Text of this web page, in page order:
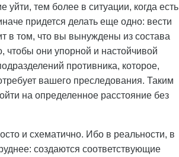
тем более в ситуации, когда есть
придется делать еще одно: вести
в том, что вы вынуждены из состава
чтобы они упорной и настойчивой
противника, которое,
вашего преследования. Таким
на определенное расстояние без
и схематично. Ибо в реальности, в
создаются соответствующие